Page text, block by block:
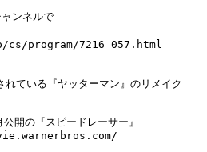
ンネルで
program/7216_057.html
ている『ヤッターマン』のリメイク
公開の『スピードレーサー』